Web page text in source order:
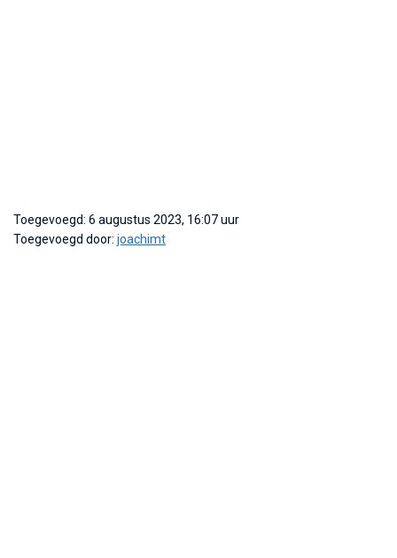
Toegevoegd: 6 augustus 2023, 16:07 uur
Toegevoegd door: joachimt